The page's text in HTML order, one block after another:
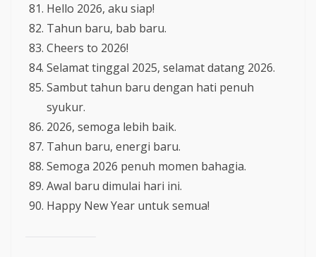
Hello 2026, aku siap!
Tahun baru, bab baru.
Cheers to 2026!
Selamat tinggal 2025, selamat datang 2026.
Sambut tahun baru dengan hati penuh
syukur.
2026, semoga lebih baik.
Tahun baru, energi baru.
Semoga 2026 penuh momen bahagia.
Awal baru dimulai hari ini.
Happy New Year untuk semua!